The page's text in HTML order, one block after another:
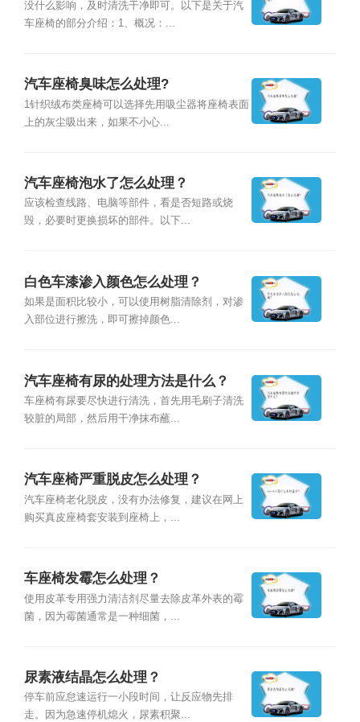
没什么影响，及时清洗干净即可。以下是关于汽
车座椅的部分介绍：1、概况：...
汽车座椅臭味怎么处理?
1针织绒布类座椅可以选择先用吸尘器将座椅表面
上的灰尘吸出来，如果不小心...
汽车座椅泡水了怎么处理？
应该检查线路、电脑等部件，看是否短路或烧
毁，必要时更换损坏的部件。以下...
白色车漆渗入颜色怎么处理？
如果是面积比较小，可以使用树脂清除剂，对渗
入部位进行擦洗，即可擦掉颜色...
汽车座椅有尿的处理方法是什么？
车座椅有尿要尽快进行清洗，首先用毛刷子清洗
较脏的局部，然后用干净抹布蘸...
汽车座椅严重脱皮怎么处理？
汽车座椅老化脱皮，没有办法修复，建议在网上
购买真皮座椅套安装到座椅上，...
车座椅发霉怎么处理？
使用皮革专用强力清洁剂尽量去除皮革外表的霉
菌，因为霉菌通常是一种细菌，...
尿素液结晶怎么处理？
停车前应怠速运行一小段时间，让反应物先排
走。因为急速停机熄火，尿素积聚...